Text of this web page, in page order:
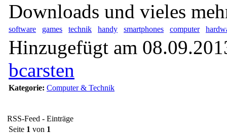
Downloads und vieles
software games technik handy smartphones computer
Hinzugefügt am
bcarsten
Kategorie: Computer & Technik
RSS-Feed - Einträge
Seite 1 von 1